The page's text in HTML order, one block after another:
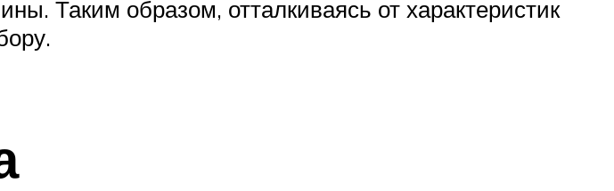
Таким образом, отталкиваясь от характеристик